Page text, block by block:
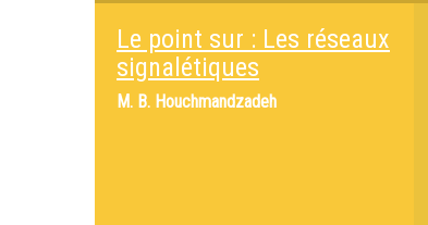
Le point sur : Les réseaux
signalétiques
M. B. Houchmandzadeh